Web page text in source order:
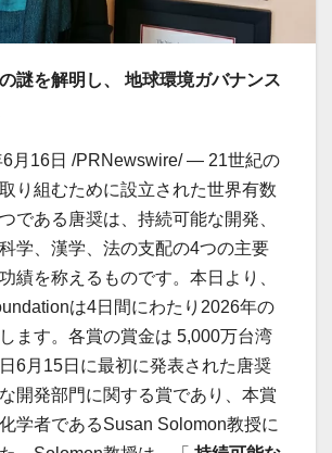
謎を解明し、 地球環境ガバナンス
6月16日 /PRNewswire/ — 21世紀の
り組むために設立された世界有数
である唐奨は、持続可能な開発、
学、漢学、法の支配の4つの主要
績を称えるものです。本日より、
は4日間にわたり2026年の
ます。各賞の賞金は 5,000万台湾
6月15日に最初に発表された唐奨
開発部門に関する賞であり、本賞
学者であるSusan Solomon教授に